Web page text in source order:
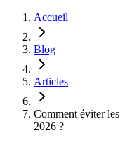
Accueil
Blog
Articles
Comment éviter
2026 ?